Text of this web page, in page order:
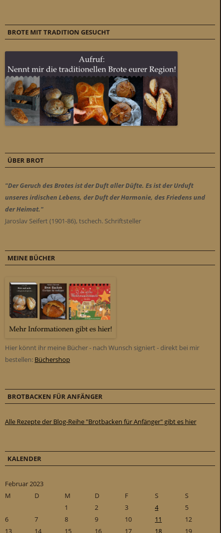
BROTE MIT TRADITION GESUCHT
ÜBER BROT
"Der Geruch des Brotes ist der Duft aller Düfte. Es ist der Urduft
unseres irdischen Lebens, der Duft der Harmonie, des Friedens und
der Heimat."
Jaroslav Seifert (1901-86), tschech. Schriftsteller
MEINE BÜCHER
Hier könnt ihr meine Bücher - nach Wunsch signiert - direkt bei mir
bestellen: Büchershop
BROTBACKEN FÜR ANFÄNGER
Alle Rezepte der Blog-Reihe "Brotbacken für Anfänger" gibt es hier
KALENDER
Februar 2023
M
D M D F S
S
1
2 3 4
5
6
7 8 9 10 11
12
13
14 15 16 17 18
19